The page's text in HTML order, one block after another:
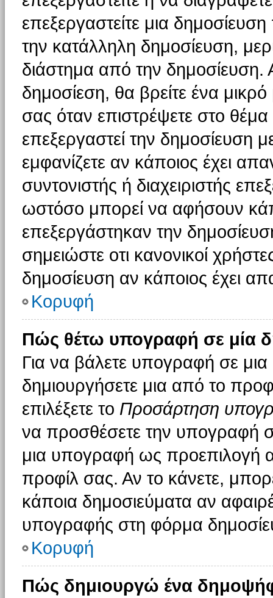
επεξεργαστείτε μια
την κατάλληλη δημοσίευση,
διάστημα από την δημοσίευση.
δημοσίεση, θα βρείτε ένα
σας όταν επιστρέψετε στο
επεξεργαστεί την δημοσίευση
εμφανίζετε αν κάποιος έχει
συντονιστής ή διαχειριστής
ωστόσο μπορεί να αφήσουν
επεξεργάστηκαν την
σημειώστε οτι κανονικοί
δημοσίευση αν κάποιος έχει
Κορυφή
Πώς θέτω υπογραφή σε μία
Για να βάλετε υπογραφή σε
δημιουργήσετε μια από το
επιλέξετε το Προσάρτηση
να προσθέσετε την υπογραφή
μια υπογραφή ως προεπιλογή
προφίλ σας. Αν το κάνετε,
κάποια δημοσιεύματα αν
υπογραφής στη φόρμα
Κορυφή
Πώς δημιουργώ ένα